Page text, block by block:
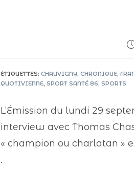
ÉTIQUETTES: CHAUVIGNY, CHRONIQUE,
QUOTIVIENNE, SPORT SANTÉ 86, SPORTS
L’Émission du lundi 29
interview avec Thomas
« champion ou charlatan »
.